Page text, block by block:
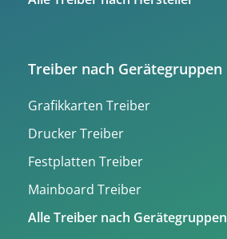
Treiber nach Gerätegruppen
Grafikkarten Treiber
Drucker Treiber
Festplatten Treiber
Mainboard Treiber
Alle Treiber nach Gerätegruppen